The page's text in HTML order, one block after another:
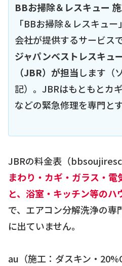
BBお掃除＆レスキュー
「BBお掃除＆レスキュ
会社が提供するサービス
ジャパンベストレスキュ
（JBR）が担当します（
記）。JBRはもともとカ
などの緊急修理を専門と
JBRの料金表（
まわり・カギ・ガラス・
と、浴室・キッチン等の
で、エアコン分解洗浄の専
に出ていません。
au（施工：ダスキン・